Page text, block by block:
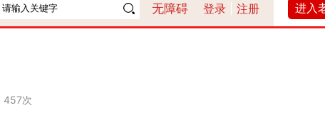
无障碍 登录| 注册 进入
457次